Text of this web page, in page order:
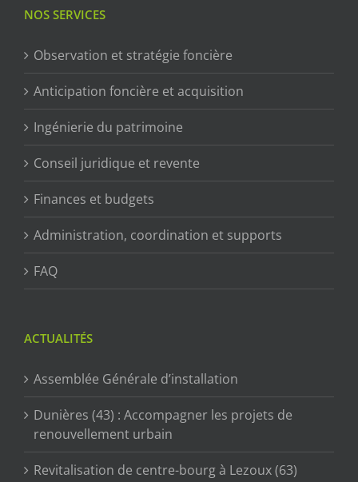
NOS SERVICES
Observation et stratégie foncière
Anticipation foncière et acquisition
Ingénierie du patrimoine
Conseil juridique et revente
Finances et budgets
Administration, coordination et supports
FAQ
ACTUALITÉS
Assemblée Générale d’installation
Dunières (43) : Accompagner les projets de
renouvellement urbain
Revitalisation de centre-bourg à Lezoux (63)